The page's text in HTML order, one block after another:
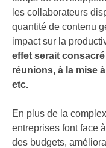
les collaborateurs
quantité de contenu
impact sur la
effet serait
réunions, à la mise
etc.
En plus de la
entreprises font face
des budgets,